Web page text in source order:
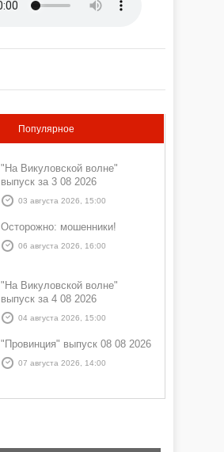
Популярное
"На Викуловской волне"
выпуск за 3 08 2026
03 августа 2026, 15:00
Осторожно: мошенники!
06 августа 2026, 16:00
"На Викуловской волне"
выпуск за 4 08 2026
04 августа 2026, 15:00
"Провинция" выпуск 08 08 2026
07 августа 2026, 14:00